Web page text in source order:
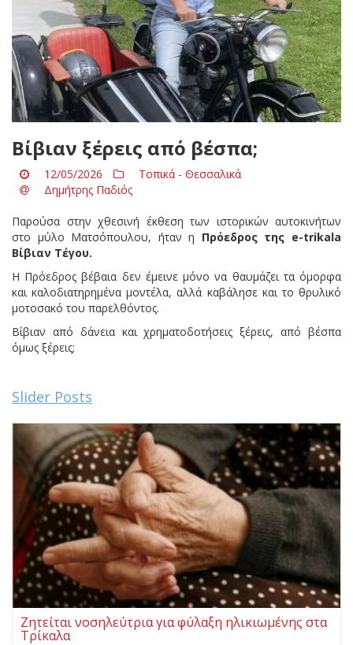
Βίβιαν ξέρεις από βέσπα;
12/05/2026
Τοπικά - Θεσσαλικά
Δημήτρης Παδιός
Παρούσα στην χθεσινή έκθεση των ιστορικών αυτοκινήτων
στο μύλο Ματσόπουλου, ήταν η Πρόεδρος της e-trikala
Βίβιαν Τέγου.
Η Πρόεδρος βέβαια δεν έμεινε μόνο να θαυμάζει τα όμορφα
και καλοδιατηρημένα μοντέλα, αλλά καβάλησε και το θρυλικό
μοτοσακό του παρελθόντος.
Βίβιαν από δάνεια και χρηματοδοτήσεις ξέρεις, από βέσπα
όμως ξέρεις;
Slider Posts
Ζητείται νοσηλεύτρια για φύλαξη ηλικιωμένης στα
Τρίκαλα